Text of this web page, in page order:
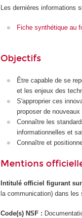
Les dernières informations
Fiche synthétique au
Objectifs
Être capable de se
et les enjeux des
S'approprier ces
proposer de
Connaître les
informationnelles et
Connaître et
Mentions
Intitulé officiel figurant
la communication) dans
Code(s) NSF :